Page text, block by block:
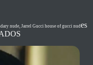
nude, Jarrel Gucci house of gucci nudes